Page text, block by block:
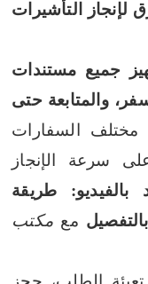
لإنجاز التأشيرات
جميع مستندات
والمتابعة حتى
مختلف السفارات
سرعة الإنجاز
بالفيديو:
طريقة
مع مكتب